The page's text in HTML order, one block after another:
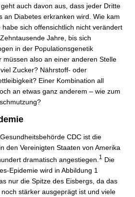
auch davon aus, dass jeder Dritte
an Diabetes erkranken wird. Wie kam
sich offensichtlich nicht verändert
Jahre, bis sich
in der Populationsgenetik
müssen also an einer anderen Stelle
Zucker? Nährstoff- oder
Einer Kombination all
an etwas ganz anderem – wie zum
CDC ist die
den Vereinigten Staaten von Amerika
dramatisch angestiegen. 1
Die
Epidemie wird in Abbildung 1
nur die Spitze des Eisbergs, da das
stärker ausgeprägt ist und viele